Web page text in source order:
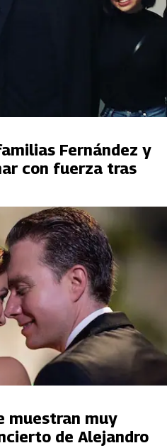
Fernández y
con fuerza tras
muestran muy
de Alejandro